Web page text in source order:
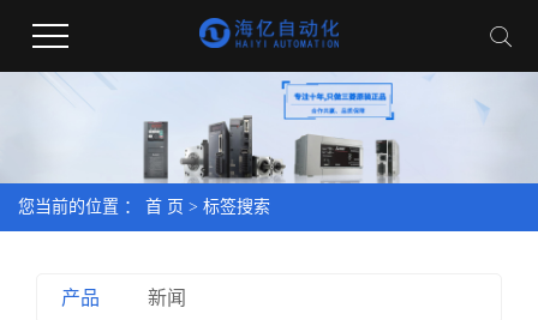
您当前的位置 ： 首 页 > 标签搜索
产品 新闻